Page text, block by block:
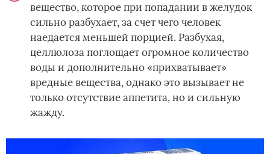
вещество, которое при попадании в желудок
сильно разбухает, за счет чего человек
наедается меньшей порцией. Разбухая,
целлюлоза поглощает огромное количество
воды и дополнительно «прихватывает»
вредные вещества, однако это вызывает не
только отсутствие аппетита, но и сильную
жажду.